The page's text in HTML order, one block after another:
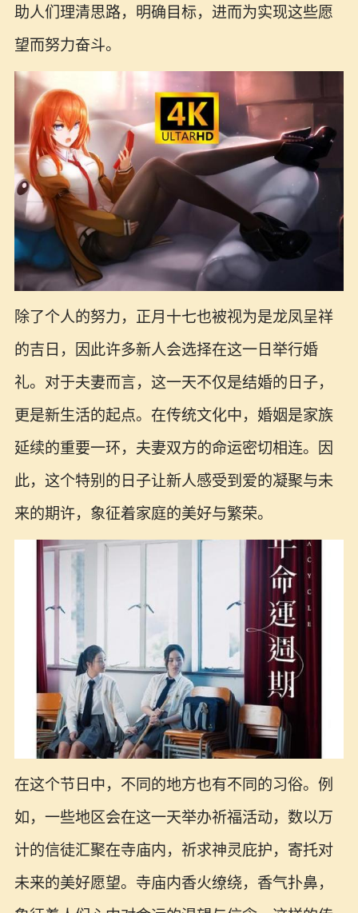
助人们理清思路，明确目标，进而为实现这些愿
望而努力奋斗。
除了个人的努力，正月十七也被视为是龙凤呈祥
的吉日，因此许多新人会选择在这一日举行婚
礼。对于夫妻而言，这一天不仅是结婚的日子，
更是新生活的起点。在传统文化中，婚姻是家族
延续的重要一环，夫妻双方的命运密切相连。因
此，这个特别的日子让新人感受到爱的凝聚与未
来的期许，象征着家庭的美好与繁荣。
在这个节日中，不同的地方也有不同的习俗。例
如，一些地区会在这一天举办祈福活动，数以万
计的信徒汇聚在寺庙内，祈求神灵庇护，寄托对
未来的美好愿望。寺庙内香火缭绕，香气扑鼻，